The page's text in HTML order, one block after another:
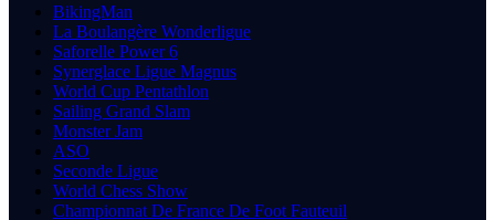
BikingMan
La Boulangère Wonderligue
Saforelle Power 6
Synerglace Ligue Magnus
World Cup Pentathlon
Sailing Grand Slam
Monster Jam
ASO
Seconde Ligue
World Chess Show
Championnat De France De Foot Fauteuil